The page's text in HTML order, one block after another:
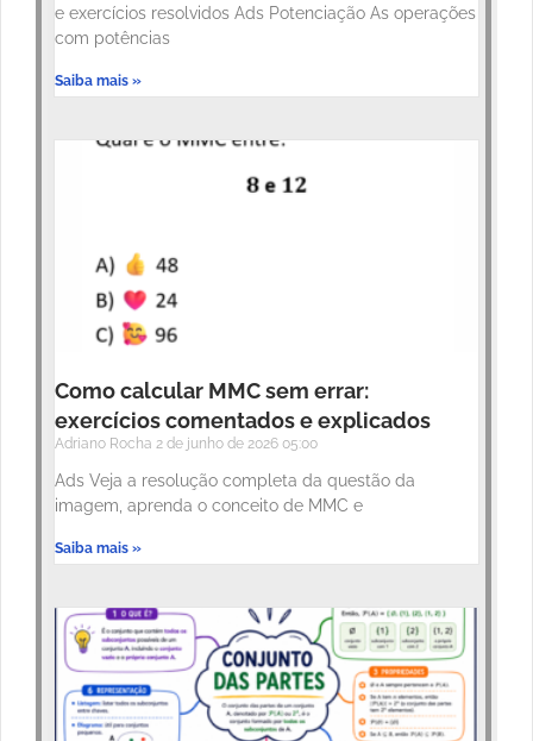
e exercícios resolvidos Ads Potenciação As operações
com potências
Saiba mais »
Como calcular MMC sem errar:
exercícios comentados e explicados
Adriano Rocha 2 de junho de 2026 05:00
Ads Veja a resolução completa da questão da
imagem, aprenda o conceito de MMC e
Saiba mais »